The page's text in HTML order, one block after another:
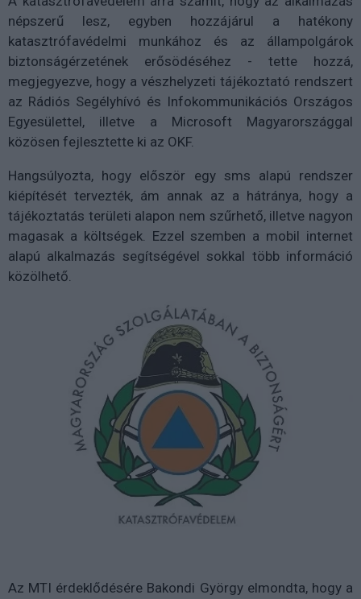
népszerű lesz, egyben hozzájárul a hatékony
katasztrófavédelmi munkához és az állampolgárok
biztonságérzetének erősödéséhez - tette hozzá,
megjegyezve, hogy a vészhelyzeti tájékoztató rendszert
az Rádiós Segélyhívó és Infokommunikációs Országos
Egyesülettel, illetve a Microsoft Magyarországgal
közösen fejlesztette ki az OKF.
Hangsúlyozta, hogy először egy sms alapú rendszer
kiépítését tervezték, ám annak az a hátránya, hogy a
tájékoztatás területi alapon nem szűrhető, illetve nagyon
magasak a költségek. Ezzel szemben a mobil internet
alapú alkalmazás segítségével sokkal több információ
közölhető.
Az MTI érdeklődésére Bakondi György elmondta, hogy a